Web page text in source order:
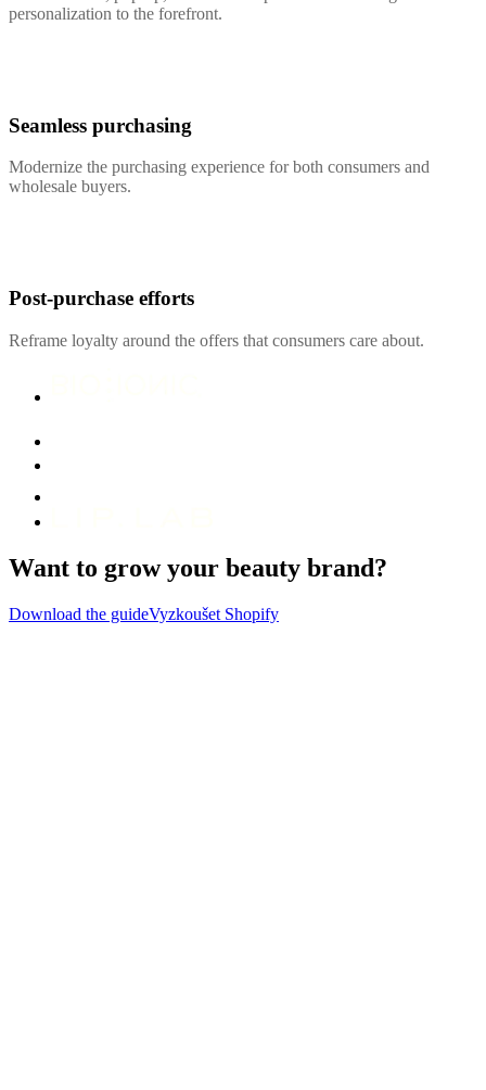
personalization to the forefront.
Seamless purchasing
Modernize the purchasing experience for both consumers and
wholesale buyers.
Post-purchase efforts
Reframe loyalty around the offers that consumers care about.
Want to grow your beauty brand?
Download the guideVyzkoušet Shopify